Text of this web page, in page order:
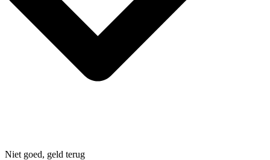
Niet goed, geld terug